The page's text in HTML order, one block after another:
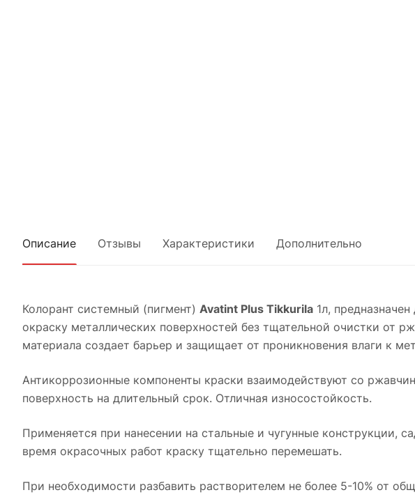
Описание Отзывы Характеристики Дополнительно
Колорант системный (пигмент) Avatint Plus Tikkurila 1л, п
окраску металлических поверхностей без тщательной очистки от
материала создает барьер и защищает от проникновения влаги к
Антикоррозионные компоненты краски взаимодействуют со
поверхность на длительный срок. Отличная износостойкость.
Применяется при нанесении на стальные и чугунные конструкции,
время окрасочных работ краску тщательно перемешать.
При необходимости разбавить растворителем не более 5-10% от